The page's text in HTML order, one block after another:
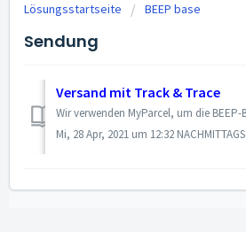
Lösungsstartseite BEEP base
Sendung
Versand mit Track & Trace
Mi, 28 Apr, 2021 um 12:32 NACHMITTAGS